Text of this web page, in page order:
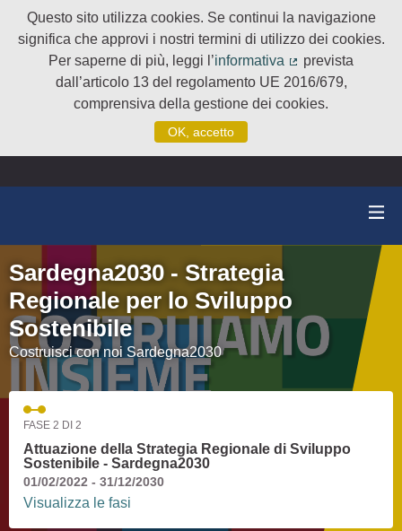
Questo sito utilizza cookies. Se continui la navigazione
significa che approvi i nostri termini di utilizzo dei cookies.
Per saperne di più, leggi l’informativa
(Collegamento
prevista
dall’articolo 13 del regolamento UE 2016/679,
comprensiva della gestione dei cookies.
OK, accetto
Sardegna2030 - Strategia
Regionale per lo Sviluppo
Sostenibile
Costruisci con noi Sardegna2030
FASE 2 DI 2
Attuazione della Strategia Regionale di Sviluppo
Sostenibile - Sardegna2030
01/02/2022 - 31/12/2030
Visualizza le fasi